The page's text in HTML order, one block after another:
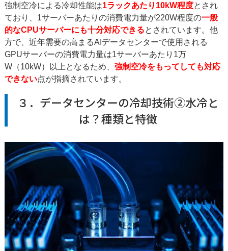
強制空冷による冷却性能は1ラックあたり10kW程度とされ
ており、1サーバーあたりの消費電力量が220W程度の一般
的なCPUサーバーにも十分対応できるとされています。他
方で、近年需要の高まるAIデータセンターで使用される
GPUサーバーの消費電力量は1サーバーあたり1万
W（10kW）以上となるため、 強制空冷をもってしても対応
できない点が指摘されています。
３．データセンターの冷却技術②水冷と
は？種類と特徴